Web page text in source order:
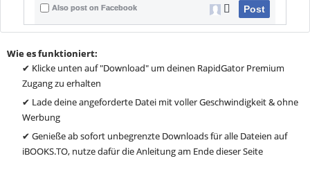
Also post on Facebook Post
Wie es funktioniert:
✔ Klicke unten auf "Download" um deinen RapidGator Premium
Zugang zu erhalten
✔ Lade deine angeforderte Datei mit voller Geschwindigkeit & ohne
Werbung
✔ Genieße ab sofort unbegrenzte Downloads für alle Dateien auf
iBOOKS.TO, nutze dafür die Anleitung am Ende dieser Seite